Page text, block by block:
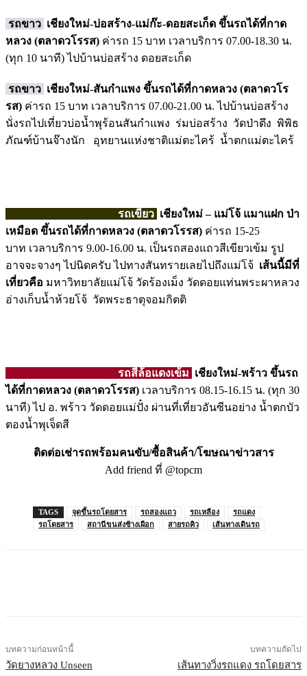
รถขาว เชียงใหม่-บ่อสร้าง-แม่ก๊ะ-ดอยสะเก็ด ขึ้นรถได้ที่กาด
หลวง (ตลาดวโรรส) ค่ารถ 15 บาท เวลาบริการ 07.00-18.30 น.
(ทุก 10 นาที) ไปบ้านบ่อสร้าง ดอยสะเก็ด
รถขาว เชียงใหม่-สันกำแพง ขึ้นรถได้ที่กาดหลวง (ตลาดวโร
รส) ค่ารถ 15 บาท เวลาบริการ 07.00-21.00 น. ไปบ้านบ่อสร้าง
นั่งรถไปเที่ยวบ่อน้ำพุร้อนสันกำแพง ร่มบ่อสร้าง วัดป่าตึง พิพิธ
ภัณฑ์บ้านจ๊างนัก อุทยานแห่งชาติแม่ตะไคร้ น้ำตกแม่ตะไคร้
รถเขียว เชียงใหม่ – แม่โจ้ แมาแฝก ป่า
เหมือด ขึ้นรถได้ที่กาดหลวง (ตลาดวโรรส) ค่ารถ 15-25
บาท เวลาบริการ 9.00-16.00 น. เป็นรถสองแถวสีเขียวเข้ม รูป
อาจจะจางๆ ไปนิดครับ ไปทางสันทรายเลยไปถึงแม่โจ้ เส้นนี้มีที่
เที่ยวคือ มหาวิทยาลัยแม่โจ้ วัดร้องเม็ง วัดดอยแท่นพระผาหลวง
อ่างเก็บน้ำห้วยโจ้ วัดพระธาตุจอมกิตติ
รถสีล้อแดงเข้ม เชียงใหม่-พร้าว ขึ้นรถ
ได้ที่กาดหลวง (ตลาดวโรรส) เวลาบริการ 08.15-16.15 น. (ทุก 30
นาที) ไป อ. พร้าว วัดดอยแม่ปั๋ง ผ่านที่เที่ยวอันซีนอย่าง น้ำตกบัว
ตองน้ำพุเจ็ดสี
ติดต่อเช่ารถพร้อมคนขับ/ซื้อสินค้า/โฆษณาข่าวสาร
Add friend ที่ @topcm
TAGS จุดขึ้นรถโดยสาร รถสองแถว รถเหลือง
รถแดง
รถโดยสาร
สถานีขนส่งช้างเผือก สายรถคิว เส้นทางเดินรถ
บทความก่อนหน้านี้
วัดยางหลวง Unseen
บทความถัดไป
เส้นทางวิ่งรถแดง รถโดยสาร